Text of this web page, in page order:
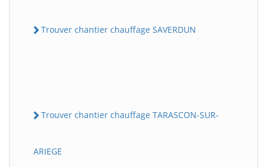
Trouver chantier chauffage SAVERDUN
Trouver chantier chauffage TARASCON-SUR-
ARIEGE